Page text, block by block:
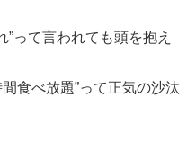
って言われても頭を抱え
食べ放題”って正気の沙汰